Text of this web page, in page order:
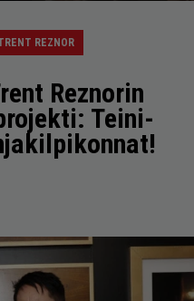
REZNOR
Reznorin
Teini-